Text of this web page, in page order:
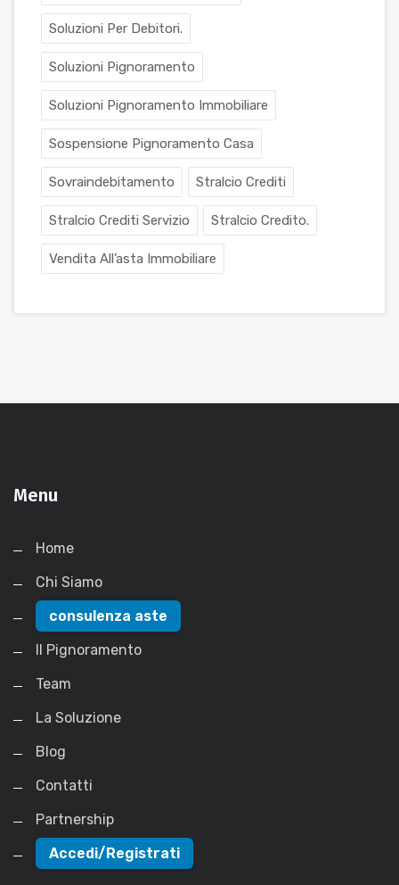
Soluzioni Per Debitori.
Soluzioni Pignoramento
Soluzioni Pignoramento Immobiliare
Sospensione Pignoramento Casa
Sovraindebitamento Stralcio Crediti
Stralcio Crediti Servizio Stralcio Credito.
Vendita All’asta Immobiliare
Menu
Home
Chi Siamo
consulenza aste
Il Pignoramento
Team
La Soluzione
Blog
Contatti
Partnership
Accedi/Registrati